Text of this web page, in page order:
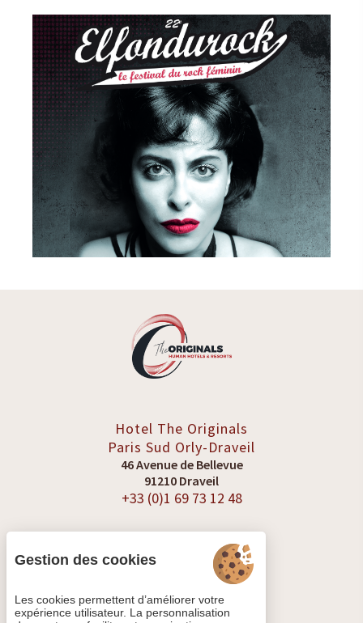
Hotel The Originals
Paris Sud Orly-Draveil
46 Avenue de Bellevue
91210 Draveil
+33 (0)1 69 73 12 48
VOIR LES AVIS
Gestion des cookies
Les cookies permettent d’améliorer votre
expérience utilisateur. La personnalisation